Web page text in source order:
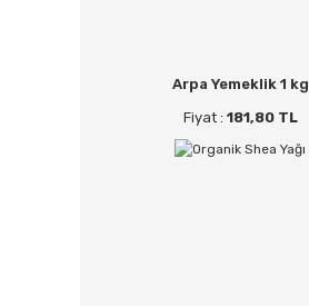
Arpa Yemeklik 1 kg
Fiyat : 181,80 TL